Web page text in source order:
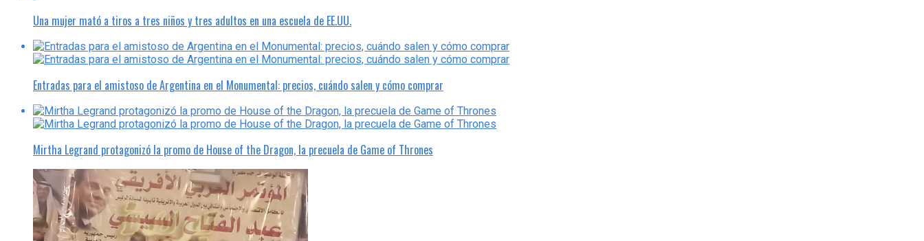
Una mujer mató a tiros a tres niños y tres adultos en una escuela de EE.UU.
Entradas para el amistoso de Argentina en el Monumental: precios, cuándo salen y cómo comprar
Mirtha Legrand protagonizó la promo de House of the Dragon, la precuela de Game of Thrones